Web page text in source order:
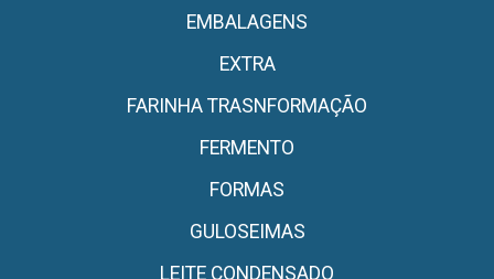
EMBALAGENS
EXTRA
FARINHA TRASNFORMAÇÃO
FERMENTO
FORMAS
GULOSEIMAS
LEITE CONDENSADO